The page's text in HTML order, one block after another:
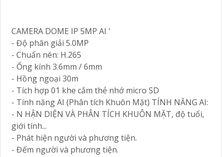
CAMERA DOME IP 5MP AI '
- Độ phân giải 5.0MP
- Chuẩn nén: H.265
- Ống kính 3.6mm / 6mm
- Hồng ngoại 30m
- Tích hợp 01 khe cắm thẻ nhớ micro SD
- Tính năng AI (Phân tích Khuôn Mặt) TÍNH NĂNG AI:
- N HẬN DIỆN VÀ PHÂN TÍCH KHUÔN MẶT, độ tuổi,
giới tính...
- Phát hiện người và phương tiện.
- Đếm người và phương tiện.